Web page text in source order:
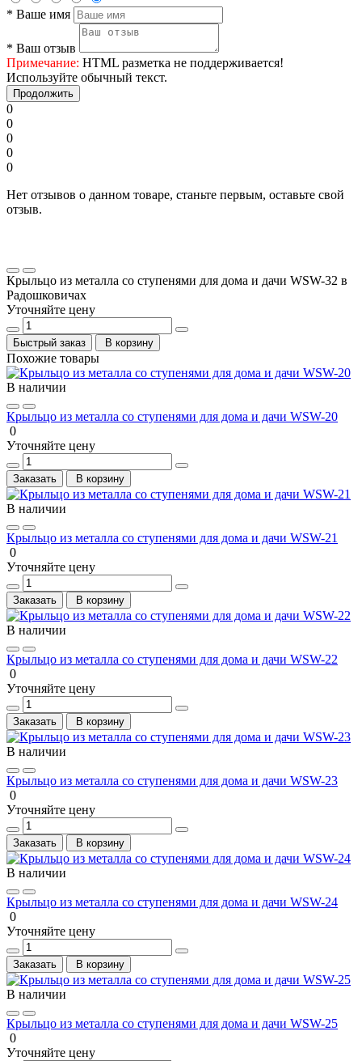
* Ваше имя
* Ваш отзыв
Примечание: HTML разметка не поддерживается!
Используйте обычный текст.
Продолжить
0
0
0
0
0
Нет отзывов о данном товаре, станьте первым, оставьте свой
отзыв.
Крыльцо из металла со ступенями для дома и дачи WSW-32 в
Радошковичах
Уточняйте цену
Быстрый заказ В корзину
Похожие товары
В наличии
Крыльцо из металла со ступенями для дома и дачи WSW-20
0
Уточняйте цену
Заказать В корзину
В наличии
Крыльцо из металла со ступенями для дома и дачи WSW-21
0
Уточняйте цену
Заказать В корзину
В наличии
Крыльцо из металла со ступенями для дома и дачи WSW-22
0
Уточняйте цену
Заказать В корзину
В наличии
Крыльцо из металла со ступенями для дома и дачи WSW-23
0
Уточняйте цену
Заказать В корзину
В наличии
Крыльцо из металла со ступенями для дома и дачи WSW-24
0
Уточняйте цену
Заказать В корзину
В наличии
Крыльцо из металла со ступенями для дома и дачи WSW-25
0
Уточняйте цену